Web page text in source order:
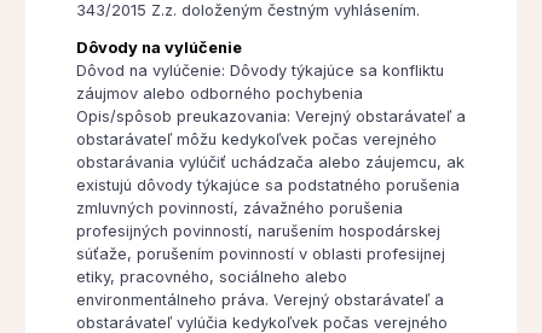
343/2015 Z.z. doloženým čestným vyhlásením.
Dôvody na vylúčenie
Dôvod na vylúčenie: Dôvody týkajúce sa konfliktu
záujmov alebo odborného pochybenia
Opis/spôsob preukazovania: Verejný obstarávateľ a
obstarávateľ môžu kedykoľvek počas verejného
obstarávania vylúčiť uchádzača alebo záujemcu, ak
existujú dôvody týkajúce sa podstatného porušenia
zmluvných povinností, závažného porušenia
profesijných povinností, narušením hospodárskej
súťaže, porušením povinností v oblasti profesijnej
etiky, pracovného, sociálneho alebo
environmentálneho práva. Verejný obstarávateľ a
obstarávateľ vylúčia kedykoľvek počas verejného